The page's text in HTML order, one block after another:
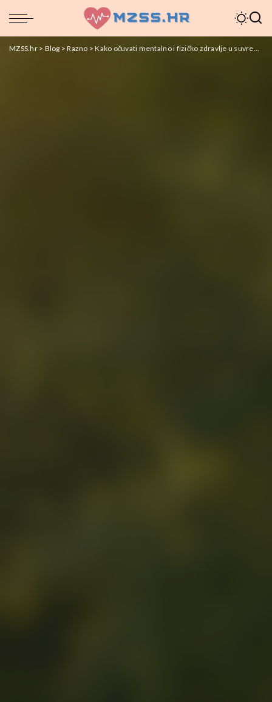
MZSS.hr> Blog >Razno >Kako očuvati mentalno i fizičko zdravlje u suvremenom načinu života